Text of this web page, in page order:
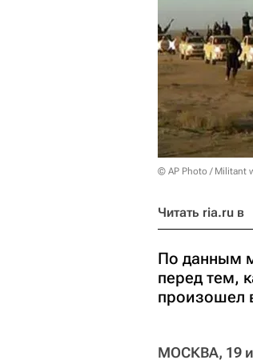
© AP Photo / Militant
Читать ria.ru в
По данным
перед тем,
произошел
МОСКВА, 19